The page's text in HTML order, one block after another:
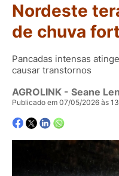
Nordeste
de chuva
Pancadas intensas
causar transtornos
AGROLINK - Seane
Publicado em 07/05/2026 às